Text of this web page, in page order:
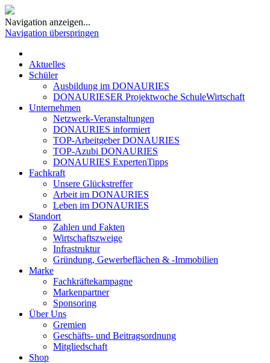
Navigation anzeigen...
Navigation überspringen
Aktuelles
Schüler
Ausbildung im DONAURIES
DONAURIESER Projektwoche SchuleWirtschaft
Unternehmen
Netzwerk-Veranstaltungen
DONAURIES informiert
TOP-Arbeitgeber DONAURIES
TOP-Azubi DONAURIES
DONAURIES ExpertenTipps
Fachkraft
Unsere Glückstreffer
Arbeit im DONAURIES
Leben im DONAURIES
Standort
Zahlen und Fakten
Wirtschaftszweige
Infrastruktur
Gründung, Gewerbeflächen & -Immobilien
Marke
Fachkräftekampagne
Markenpartner
Sponsoring
Über Uns
Gremien
Geschäfts- und Beitragsordnung
Mitgliedschaft
Shop